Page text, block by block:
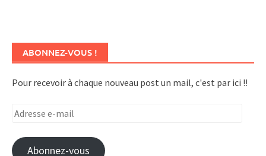
ABONNEZ-VOUS !
Pour recevoir à chaque nouveau post un mail, c'est par ici !!
Adresse
mail
Abonnez-vous